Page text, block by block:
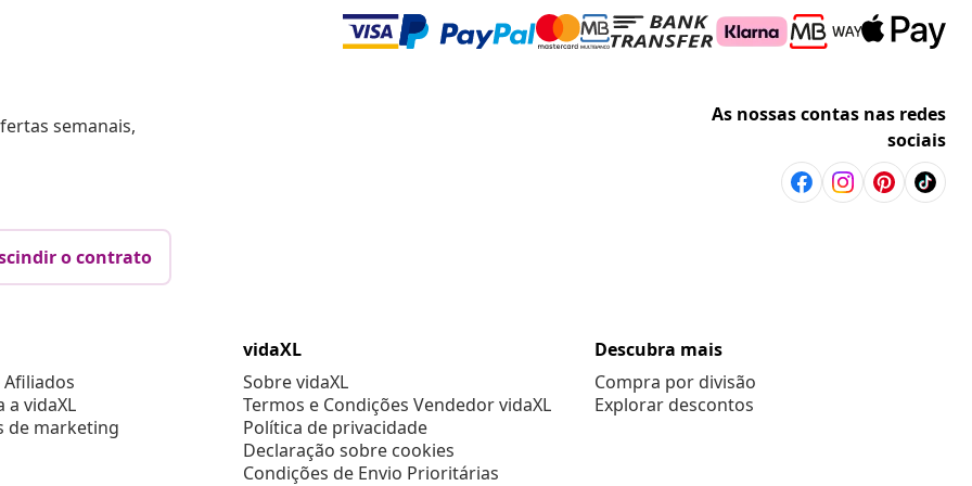
semanais,
As nossas contas nas redes
sociais
o contrato
a vidaXL
de marketing
vidaXL
Sobre vidaXL
Termos e Condições Vendedor vidaXL
Política de privacidade
Declaração sobre cookies
Condições de Envio Prioritárias
Descubra mais
Compra por divisão
Explorar descontos